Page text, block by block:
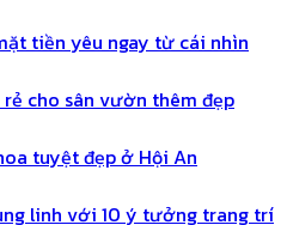
tiền yêu ngay từ cái nhìn
cho sân vườn thêm đẹp
tuyệt đẹp ở Hội An
linh với 10 ý tưởng trang trí